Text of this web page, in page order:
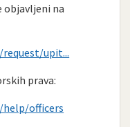
objavljeni na
upit...
prava:
officers